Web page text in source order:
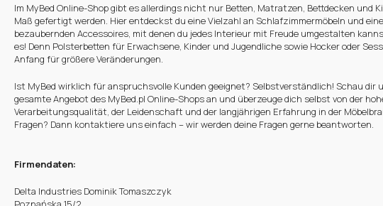
Im MyBed Online-Shop gibt es allerdings nicht nur Betten, Matratzen, Bettdecken und
Maß gefertigt werden. Hier entdeckst du eine Vielzahl an Schlafzimmermöbeln und
bezaubernden Accessoires, mit denen du jedes Interieur mit Freude umgestalten
es! Denn Polsterbetten für Erwachsene, Kinder und Jugendliche sowie Hocker oder
Anfang für größere Veränderungen.
Ist MyBed wirklich für anspruchsvolle Kunden geeignet? Selbstverständlich! Schau dir
gesamte Angebot des MyBed.pl Online-Shops an und überzeuge dich selbst von der
Verarbeitungsqualität, der Leidenschaft und der langjährigen Erfahrung in der
Fragen? Dann kontaktiere uns einfach – wir werden deine Fragen gerne beantworten.
Firmendaten:
Delta Industries Dominik Tomaszczyk